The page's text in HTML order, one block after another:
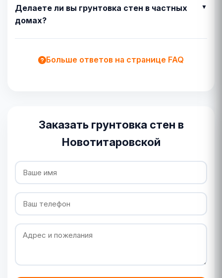
Делаете ли вы грунтовка стен в частных
домах?
Больше ответов на странице FAQ
Заказать грунтовка стен в
Новотитаровской